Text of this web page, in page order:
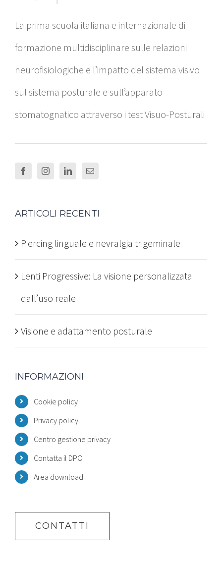
La prima scuola italiana e internazionale di
formazione multidisciplinare sulle relazioni
neurofisiologiche e l’impatto del sistema visivo
sul sistema posturale e sull’apparato
stomatognatico attraverso i test Visuo-Posturali
ARTICOLI RECENTI
Piercing linguale e nevralgia trigeminale
Lenti Progressive: La visione personalizzata
dall’uso reale
Visione e adattamento posturale
INFORMAZIONI
Cookie policy
Privacy policy
Centro gestione privacy
Contatta il DPO
Area download
CONTATTI